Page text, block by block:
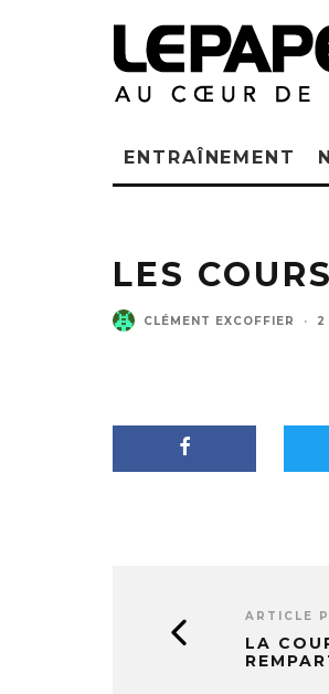
ENTRAÎNEMENT
LES
CLÉMENT EXCOFFIER · 2
ARTICLE
LA